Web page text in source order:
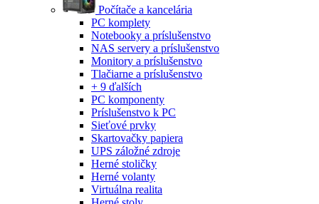
Počítače a kancelária
PC komplety
Notebooky a príslušenstvo
NAS servery a príslušenstvo
Monitory a príslušenstvo
Tlačiarne a príslušenstvo
+ 9 ďalších
PC komponenty
Príslušenstvo k PC
Sieťové prvky
Skartovačky papiera
UPS záložné zdroje
Herné stoličky
Herné volanty
Virtuálna realita